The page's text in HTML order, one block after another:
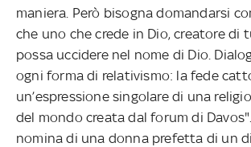
maniera. Però bisogna domandarsi
che uno che crede in Dio, creatore di
possa uccidere nel nome di Dio.
ogni forma di relativismo: la fede
un’espressione singolare di una
del mondo creata dal forum di
nomina di una donna prefetta di un